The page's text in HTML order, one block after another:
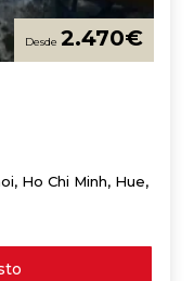
2.470€
Ho Chi Minh, Hue,